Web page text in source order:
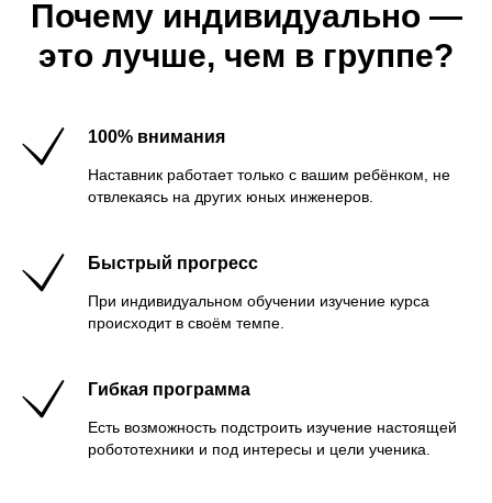
Почему индивидуально —
это лучше, чем в группе?
100% внимания
Наставник работает только с вашим ребёнком, не
отвлекаясь на других юных инженеров.
Быстрый прогресс
При индивидуальном обучении изучение курса
происходит в своём темпе.
Гибкая программа
Есть возможность подстроить изучение настоящей
робототехники и под интересы и цели ученика.